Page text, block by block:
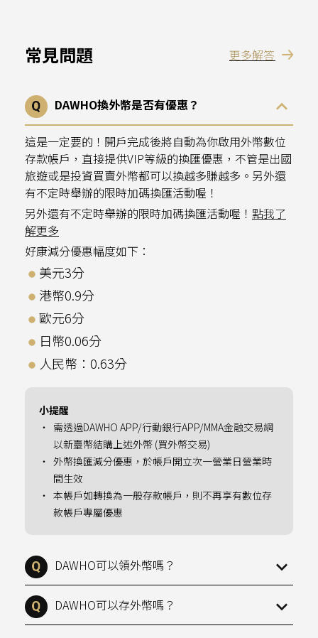
常見問題 更多解答
DAWHO換外幣是否有優惠？
這是一定要的！開戶完成後將自動為你啟用外幣數位
存款帳戶，直接提供VIP等級的換匯優惠，不管是出國
旅遊或是投資買賣外幣都可以換越多賺越多。另外還
有不定時舉辦的限時加碼換匯活動喔！
另外還有不定時舉辦的限時加碼換匯活動喔！ 點我了
解更多
好康減分優惠幅度如下：
美元3分
港幣0.9分
歐元6分
日幣0.06分
人民幣：0.63分
小提醒
需透過DAWHO APP/行動銀行APP/MMA金融交易網
以新臺幣結購上述外幣 (買外幣交易)
外幣換匯減分優惠，於帳戶開立次一營業日營業時
間生效
本帳戶如轉換為一般存款帳戶，則不再享有數位存
款帳戶專屬優惠
DAWHO可以領外幣嗎？
DAWHO可以存外幣嗎？